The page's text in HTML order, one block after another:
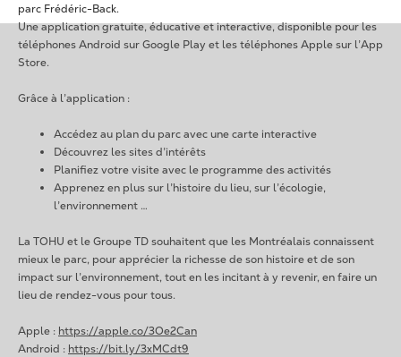
parc Frédéric-Back.
Une application gratuite, éducative et interactive, disponible pour les
téléphones Android sur Google Play et les téléphones Apple sur l’App
Store.
Grâce à l’application :
Accédez au plan du parc avec une carte interactive
Découvrez les sites d’intérêts
Planifiez votre visite avec le programme des activités
Apprenez en plus sur l’histoire du lieu, sur l’écologie,
l’environnement …
La TOHU et le Groupe TD souhaitent que les Montréalais connaissent
mieux le parc, pour apprécier la richesse de son histoire et de son
impact sur l’environnement, tout en les incitant à y revenir, en faire un
lieu de rendez-vous pour tous.
Apple : https://apple.co/3Oe2Can
Android : https://bit.ly/3xMCdt9